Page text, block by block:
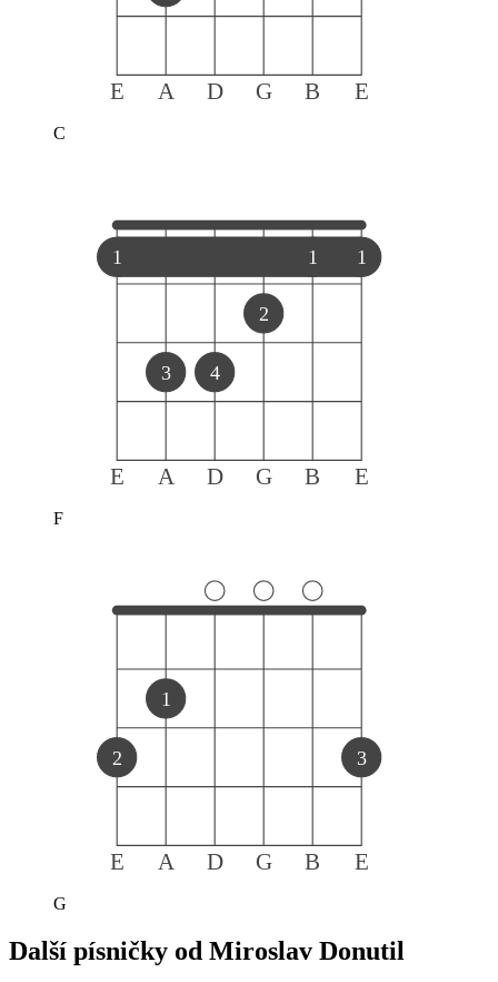
E A D G B E
C
E A D G B E
1 1 1
3 4
2
F
E A D G B E
2
1
3
G
Další písničky od Miroslav Donutil